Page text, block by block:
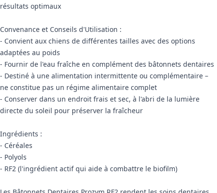
résultats optimaux
Convenance et Conseils d'Utilisation :
- Convient aux chiens de différentes tailles avec des options
adaptées au poids
- Fournir de l'eau fraîche en complément des bâtonnets dentaires
- Destiné à une alimentation intermittente ou complémentaire –
ne constitue pas un régime alimentaire complet
- Conserver dans un endroit frais et sec, à l'abri de la lumière
directe du soleil pour préserver la fraîcheur
Ingrédients :
- Céréales
- Polyols
- RF2 (l'ingrédient actif qui aide à combattre le biofilm)